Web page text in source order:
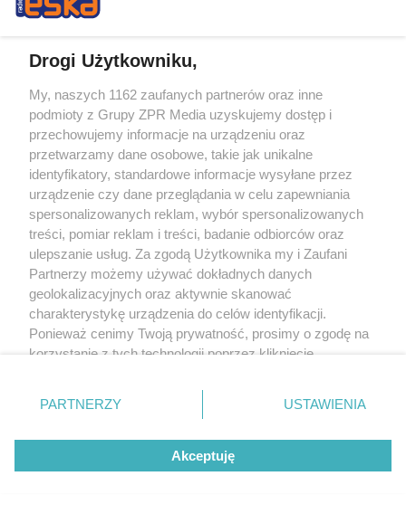
Żaden utwór zamieszczony w serwisie nie może być powielany i
rozpowszechniany lub dalej rozpowszechniany w jakikolwiek sposób (w
tym także elektroniczny lub mechaniczny) na jakimkolwiek polu
eksploatacji w jakiejkolwiek formie, włącznie z umieszczaniem w Internecie
bez pisemnej zgody właściciela praw. Jakiekolwiek użycie lub
wykorzystanie utworów w całości lub w części z naruszeniem prawa, tzn.
bez właściwej zgody, jest zabronione pod groźbą kary i może być ścigane
prawnie.
O nas
Nasze serwisy
© 2026 Grupa ZPR Media
Drogi Użytkowniku,
My, naszych 1162 zaufanych partnerów oraz inne
podmioty z Grupy ZPR Media uzyskujemy dostęp i
przechowujemy informacje na urządzeniu oraz
przetwarzamy dane osobowe, takie jak unikalne
identyfikatory, standardowe informacje wysyłane przez
urządzenie czy dane przeglądania w celu zapewniania
spersonalizowanych reklam, wybór spersonalizowanych
treści, pomiar reklam i treści, badanie odbiorców oraz
ulepszanie usług. Za zgodą Użytkownika my i Zaufani
Partnerzy możemy używać dokładnych danych
geolokalizacyjnych oraz aktywnie skanować
charakterystykę urządzenia do celów identyfikacji.
Ponieważ cenimy Twoją prywatność, prosimy o zgodę na
korzystanie z tych technologii poprzez kliknięcie
zmienić/wycofać klikając przycisk ustawień prywatności
znajdujący się w lewym dolnym rogu strony
rodzaje przetwarzania danych nie wymagają zgody
użytkownika, ale masz prawo sprzeciwić się takiemu
przetwarzaniu. Preferencje będą miały zastosowanie tylko
PARTNERZY USTAWIENIA
Akceptuję